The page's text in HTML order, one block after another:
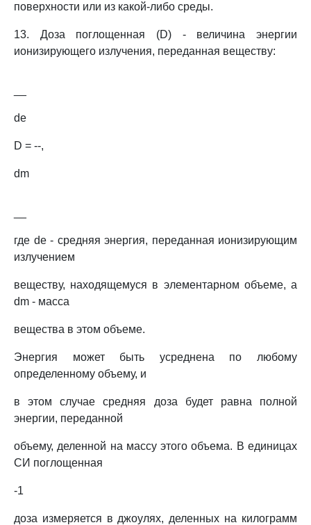
поверхности или из какой-либо среды.
13. Доза поглощенная (D) - величина энергии
ионизирующего излучения, переданная веществу:
de
D = --,
dm
где de - средняя энергия, переданная ионизирующим
излучением
веществу, находящемуся в элементарном объеме, а
dm - масса
вещества в этом объеме.
Энергия может быть усреднена по любому
определенному объему, и
в этом случае средняя доза будет равна полной
энергии, переданной
объему, деленной на массу этого объема. В единицах
СИ поглощенная
-1
доза измеряется в джоулях, деленных на килограмм